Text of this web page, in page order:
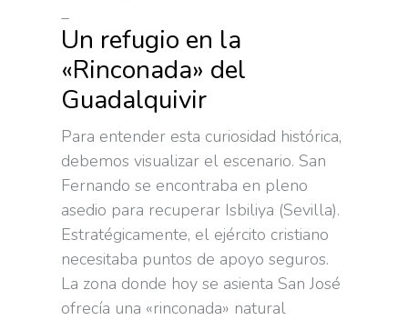
_
Un refugio en la
«Rinconada» del
Guadalquivir
Para entender esta curiosidad histórica,
debemos visualizar el escenario. San
Fernando se encontraba en pleno
asedio para recuperar Isbiliya (Sevilla).
Estratégicamente, el ejército cristiano
necesitaba puntos de apoyo seguros.
La zona donde hoy se asienta San José
ofrecía una «rinconada» natural